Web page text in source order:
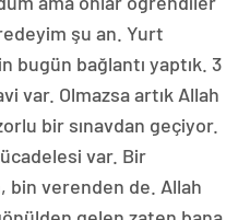
şu an. Yurt
bugün bağlantı yaptık. 3
var. Olmazsa artık Allah
bir sınavdan geçiyor.
var. Bir
bin verenden de. Allah